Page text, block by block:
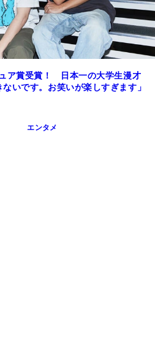
ア賞受賞！ 日本一の大学生漫才
いです。お笑いが楽しすぎます」
エンタメ